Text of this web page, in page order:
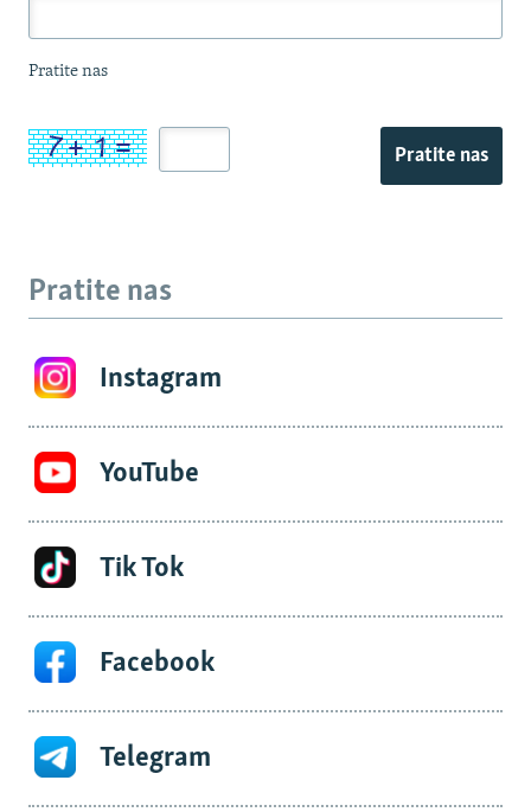
Pratite nas
Pratite nas
Pratite nas
Instagram
YouTube
Tik Tok
Facebook
Telegram